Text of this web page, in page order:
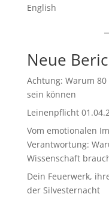
English
Neue
Achtung: Warum
sein können
Leinenpflicht
Vom emotionalen
Verantwortung:
Wissenschaft
Dein Feuerwerk,
der Silvesternacht